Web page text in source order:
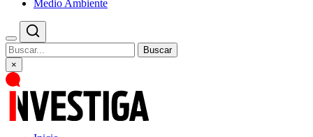
Medio Ambiente
Buscar
×